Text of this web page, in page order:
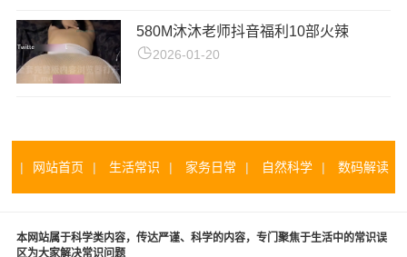
580M沐沐老师抖音福利10部火辣
2026-01-20
| 网站首页 | 生活常识 | 家务日常 | 自然科学 | 数码解读
本网站属于科学类内容，传达严谨、科学的内容，专门聚焦于生活中的常识误
区为大家解决常识问题